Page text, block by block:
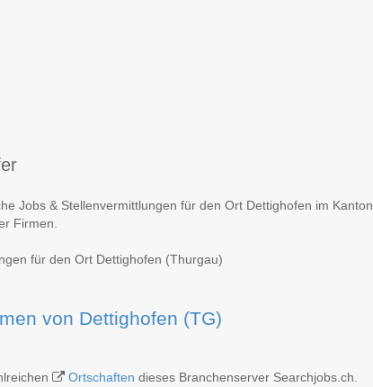
Jobs & Stellenvermittlungen für den Ort Dettighofen im Kanton
Firmen.
für den Ort Dettighofen (Thurgau)
von Dettighofen (TG)
Ortschaften dieses Branchenserver Searchjobs.ch.